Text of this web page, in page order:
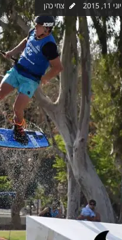
יוני 11, 2015 צחי כהן
נתניה לחיפה